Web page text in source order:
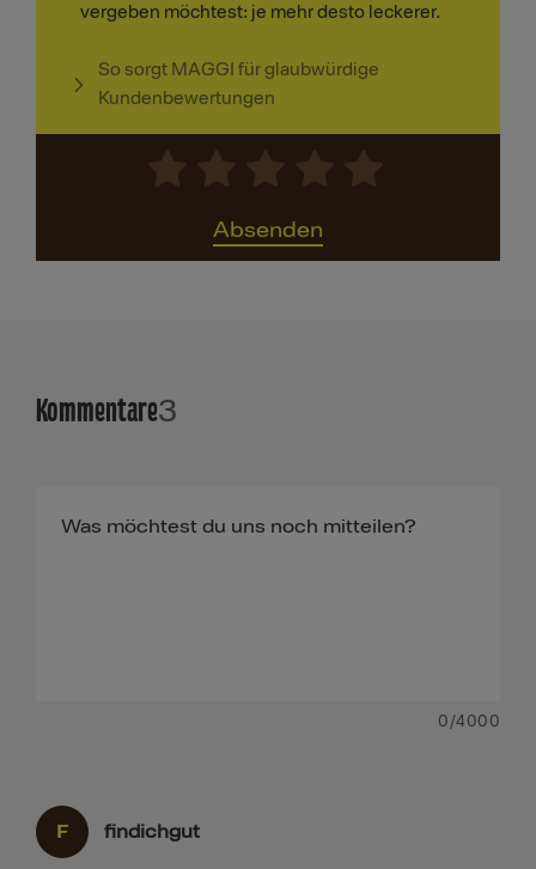
vergeben möchtest: je mehr desto leckerer.
So sorgt MAGGI für glaubwürdige
Kundenbewertungen
Absenden
Kommentare3
0 /4000
F findichgut